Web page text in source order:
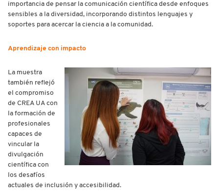
importancia de pensar la comunicación científica desde enfoques
sensibles a la diversidad, incorporando distintos lenguajes y
soportes para acercar la ciencia a la comunidad.
Aprendizaje con impacto
La muestra
también reflejó
el compromiso
de CREA UA con
la formación de
profesionales
capaces de
vincular la
divulgación
científica con
los desafíos
actuales de inclusión y accesibilidad.